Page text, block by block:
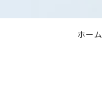
ホーム